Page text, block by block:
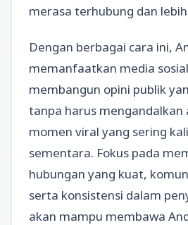
merasa terhubung dan
Dengan berbagai cara ini,
memanfaatkan media
membangun opini publik
tanpa harus
momen viral yang sering
sementara. Fokus pada
hubungan yang kuat,
serta konsistensi dalam
akan mampu membawa